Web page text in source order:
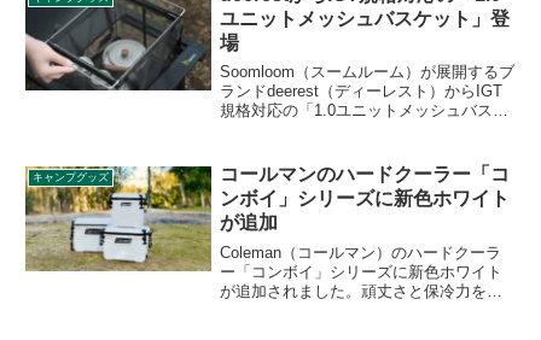
レビューします。
ユニットメッシュバスケット」登
場
Soomloom（スームルーム）が展開するブ
ランドdeerest（ディーレスト）からIGT
規格対応の「1.0ユニットメッシュバスケ
トサイズのメッシュバスケットで、対応
するテーブルにバスケットをセットする
ことができます。詳細をレビューしま
す。
キャンプグッズ
コールマンのハードクーラー「コ
ンボイ」シリーズに新色ホワイト
が追加
Coleman（コールマン）のハードクーラ
ー「コンボイ」シリーズに新色ホワイト
が追加されました。頑丈さと保冷力を兼